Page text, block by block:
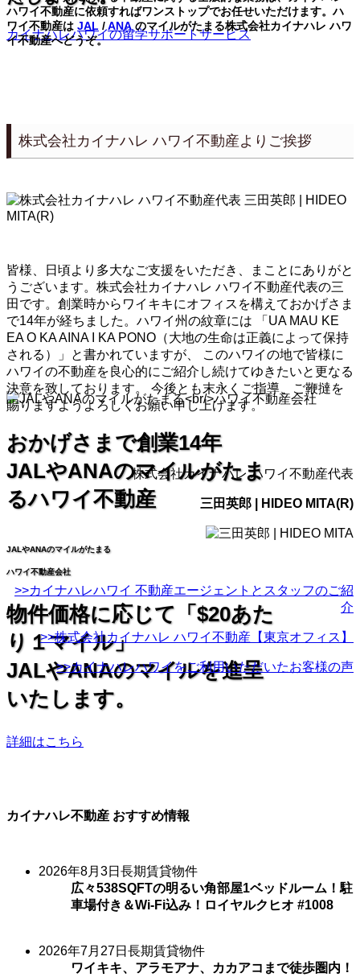
カイナハレハワイの留学サポートサービス
おかげさまで創業14年
JALやANAのマイルがたま
るハワイ不動産
JALやANAのマイルがたまる
ハワイ不動産会社
物件価格に応じて「$20あた
り１マイル」
JALやANAのマイルを進呈
いたします。
詳細はこちら
ハワイ不動産に依頼すればワンストップでお任せいただけます。ハ
ワイ不動産は JAL /ANA のマイルがたまる株式会社カイナハレ ハワ
イ不動産へどうぞ。
株式会社カイナハレ ハワイ不動産よりご挨拶
皆様、日頃より多大なご支援をいただき、まことにありがと
うございます。株式会社カイナハレ ハワイ不動産代表の三
田です。創業時からワイキキにオフィスを構えておかげさま
で14年が経ちました。ハワイ州の紋章には 「UA MAU KE
EA O KA AINA I KA PONO（大地の生命は正義によって保持
される）」と書かれていますが、 このハワイの地で皆様に
ハワイの不動産を良心的にご紹介し続けてゆきたいと更なる
決意を致しております。 今後とも末永くご指導、ご鞭撻を
賜りますようよろしくお願い申し上げます。
株式会社カイナハレ ハワイ不動産代表
三田英郎 | HIDEO MITA(R)
>>カイナハレハワイ 不動産エージェントとスタッフのご紹
介
>>株式会社カイナハレ ハワイ不動産【東京オフィス】
>>カイナハレハワイをご利用いただいたお客様の声
カイナハレ不動産 おすすめ情報
2026年8月3日 長期賃貸物件
広々538SQFTの明るい角部屋1ベッドルーム！駐
車場付き＆Wi-Fi込み！ロイヤルクヒオ #1008
2026年7月27日 長期賃貸物件
ワイキキ、アラモアナ、カカアコまで徒歩圏内！